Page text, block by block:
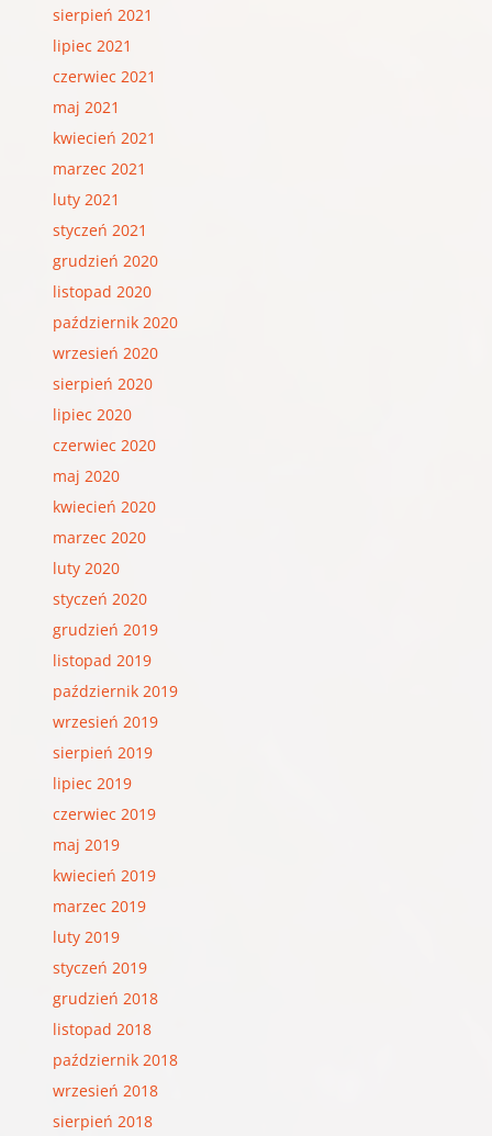
sierpień 2021
lipiec 2021
czerwiec 2021
maj 2021
kwiecień 2021
marzec 2021
luty 2021
styczeń 2021
grudzień 2020
listopad 2020
październik 2020
wrzesień 2020
sierpień 2020
lipiec 2020
czerwiec 2020
maj 2020
kwiecień 2020
marzec 2020
luty 2020
styczeń 2020
grudzień 2019
listopad 2019
październik 2019
wrzesień 2019
sierpień 2019
lipiec 2019
czerwiec 2019
maj 2019
kwiecień 2019
marzec 2019
luty 2019
styczeń 2019
grudzień 2018
listopad 2018
październik 2018
wrzesień 2018
sierpień 2018